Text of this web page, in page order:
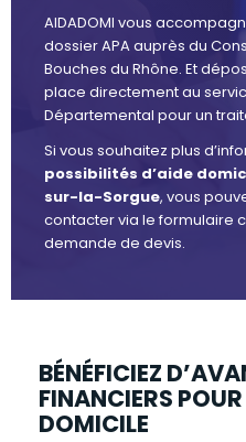
AIDADOMI vous
dossier APA auprès du
Bouches du Rhône. Et
place directement au
Départemental pour un
Si vous souhaitez plus
possibilités d’aide
sur-la-Sorgue, vous
contacter via le formulaire
demande de devis.
BÉNÉFICIEZ
FINANCIERS
DOMICILE